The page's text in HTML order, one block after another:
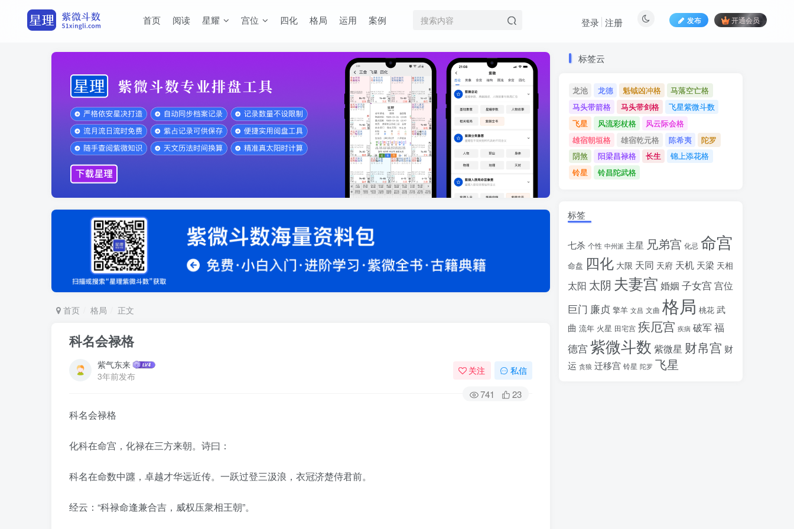
首页 阅读 星耀 宫位 四化 格局 运用 案例 发布 开通会员
登录 注册
首页 格局 正文
科名会禄格
紫气东来
3年前发布
关注 私信
741 23
科名会禄格
化科在命宫，化禄在三方来朝。诗曰：
科名在命数中躔，卓越才华远近传。一跃过登三汲浪，衣冠济楚侍君前。
经云：“科禄命逢兼合吉，威权压衆相王朝”。
标签云
龙池 龙德 魁钺凶冲格
马落空亡格
马头带箭格
马头带剑格
飞星紫微斗数
飞星
风流彩杖格
风云际会格
雄宿朝垣格
雄宿乾元格 陈希夷
陀罗
阴煞
阳梁昌禄格 长生
锦上添花格
铃星
铃昌陀武格
标签云
龙池 龙德 魁钺凶冲格
马落空亡格
马头带箭格
马头带剑格
飞星紫微斗数
飞星
风流彩杖格
风云际会格
雄宿朝垣格
雄宿乾元格 陈希夷
陀罗
阴煞
阳梁昌禄格 长生
锦上添花格
铃星
铃昌陀武格
标签
七杀 个性 中州派 主星 兄弟宫 化忌 命宫
命盘 四化 大限 天同 天府 天机 天梁 天相
太阳 太阴 夫妻宫 婚姻 子女宫 宫位
巨门 廉贞 擎羊 文昌 文曲 格局 桃花 武
曲 流年 火星 田宅宫 疾厄宫 疾病 破军福
德宫 紫微斗数 紫微星 财帛宫 财
运 贪狼 迁移宫 铃星 陀罗 飞星